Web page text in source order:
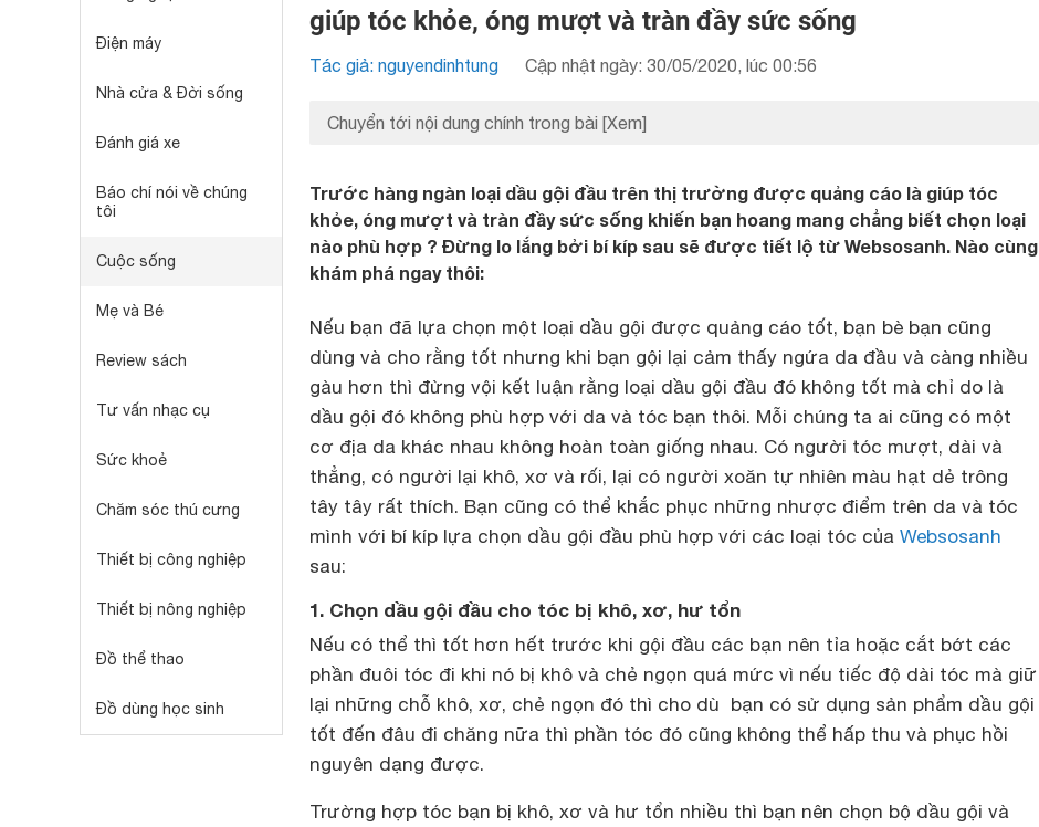
Điện máy
Nhà cửa & Đời sống
Đánh giá xe
Báo chí nói về chúng
tôi
Cuộc sống
Mẹ và Bé
Review sách
Tư vấn nhạc cụ
Sức khoẻ
Chăm sóc thú cưng
Thiết bị công nghiệp
Thiết bị nông nghiệp
Đồ thể thao
Đồ dùng học sinh
giúp tóc khỏe, óng mượt và tràn đầy sức sống
Tác giả: nguyendinhtung Cập nhật ngày: 30/05/2020, lúc 00:56
Chuyển tới nội dung chính trong bài [Xem]
Trước hàng ngàn loại dầu gội đầu trên thị trường được quảng cáo là giúp tóc
khỏe, óng mượt và tràn đầy sức sống khiến bạn hoang mang chẳng biết chọn loại
nào phù hợp ? Đừng lo lắng bởi bí kíp sau sẽ được tiết lộ từ Websosanh. Nào cùng
khám phá ngay thôi:
Nếu bạn đã lựa chọn một loại dầu gội được quảng cáo tốt, bạn bè bạn cũng
dùng và cho rằng tốt nhưng khi bạn gội lại cảm thấy ngứa da đầu và càng nhiều
gàu hơn thì đừng vội kết luận rằng loại dầu gội đầu đó không tốt mà chỉ do là
dầu gội đó không phù hợp với da và tóc bạn thôi. Mỗi chúng ta ai cũng có một
cơ địa da khác nhau không hoàn toàn giống nhau. Có người tóc mượt, dài và
thẳng, có người lại khô, xơ và rối, lại có người xoăn tự nhiên màu hạt dẻ trông
tây tây rất thích. Bạn cũng có thể khắc phục những nhược điểm trên da và tóc
mình với bí kíp lựa chọn dầu gội đầu phù hợp với các loại tóc của Websosanh
sau:
1. Chọn dầu gội đầu cho tóc bị khô, xơ, hư tổn
Nếu có thể thì tốt hơn hết trước khi gội đầu các bạn nên tỉa hoặc cắt bớt các
phần đuôi tóc đi khi nó bị khô và chẻ ngọn quá mức vì nếu tiếc độ dài tóc mà giữ
lại những chỗ khô, xơ, chẻ ngọn đó thì cho dù bạn có sử dụng sản phẩm dầu gội
tốt đến đâu đi chăng nữa thì phần tóc đó cũng không thể hấp thu và phục hồi
nguyên dạng được.
Trường hợp tóc bạn bị khô, xơ và hư tổn nhiều thì bạn nên chọn bộ dầu gội và